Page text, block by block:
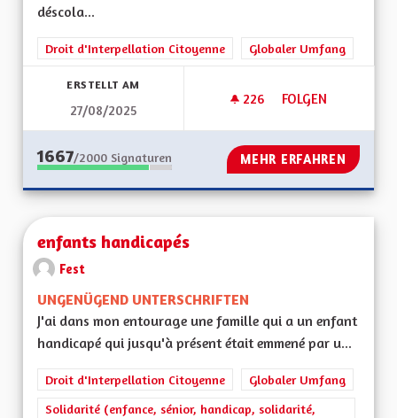
déscola...
Droit d'Interpellation Citoyenne Globaler Umfang
ERSTELLT AM
27/08/2025
226 226 FOLLOWER
FOLGEN
SCOLARISATION
1667/2000 Signaturen MEHR ERFAHREN
enfants handicapés
Fest
UNGENÜGEND UNTERSCHRIFTEN
J'ai dans mon entourage une famille qui a un enfant
handicapé qui jusqu'à présent était emmené par u...
Droit d'Interpellation Citoyenne
Globaler Umfang
Solidarité (enfance, sénior, handicap, solidarité,